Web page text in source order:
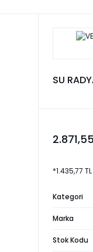
SU
*1.435,77
Kategori
Marka
Stok Kodu